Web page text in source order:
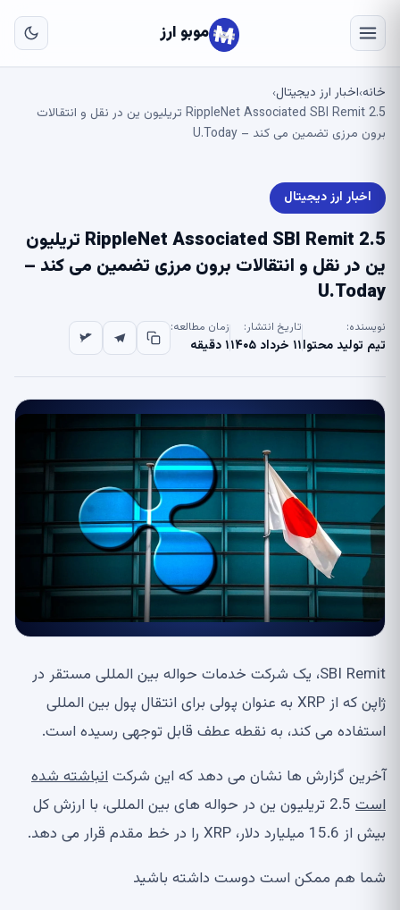
موبو ارز
خانه›اخبار ارز دیجیتال›
RippleNet Associated SBI Remit 2.5 تریلیون ین در نقل و انتقالات
برون مرزی تضمین می کند – U.Today
اخبار ارز دیجیتال
RippleNet Associated SBI Remit 2.5 تریلیون
ین در نقل و انتقالات برون مرزی تضمین می کند –
U.Today
نویسنده:
تیم تولید محتوا
تاریخ انتشار:
۱۱ خرداد ۱۴۰۵
زمان مطالعه:
۱ دقیقه
SBI Remit، یک شرکت خدمات حواله بین المللی مستقر در
ژاپن که از XRP به عنوان پولی برای انتقال پول بین المللی
استفاده می کند، به نقطه عطف قابل توجهی رسیده است.
آخرین گزارش ها نشان می دهد که این شرکتانباشته شده
است
2.5 تریلیون ین در حواله های بین المللی، با ارزش کل
بیش از 15.6 میلیارد دلار، XRP را در خط مقدم قرار می دهد.
شما هم ممکن است دوست داشته باشید